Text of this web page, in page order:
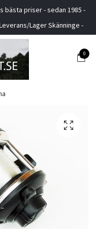
bästa priser - sedan 1985 -
Lager Skänninge -
0